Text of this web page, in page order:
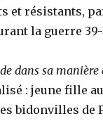
et résistants,
la guerre 39-
dans sa manière
: jeune fille
bidonvilles de